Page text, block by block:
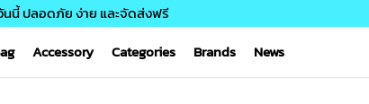
นี้ ปลอดภัย ง่าย และจัดส่งฟรี
Accessory Categories Brands News